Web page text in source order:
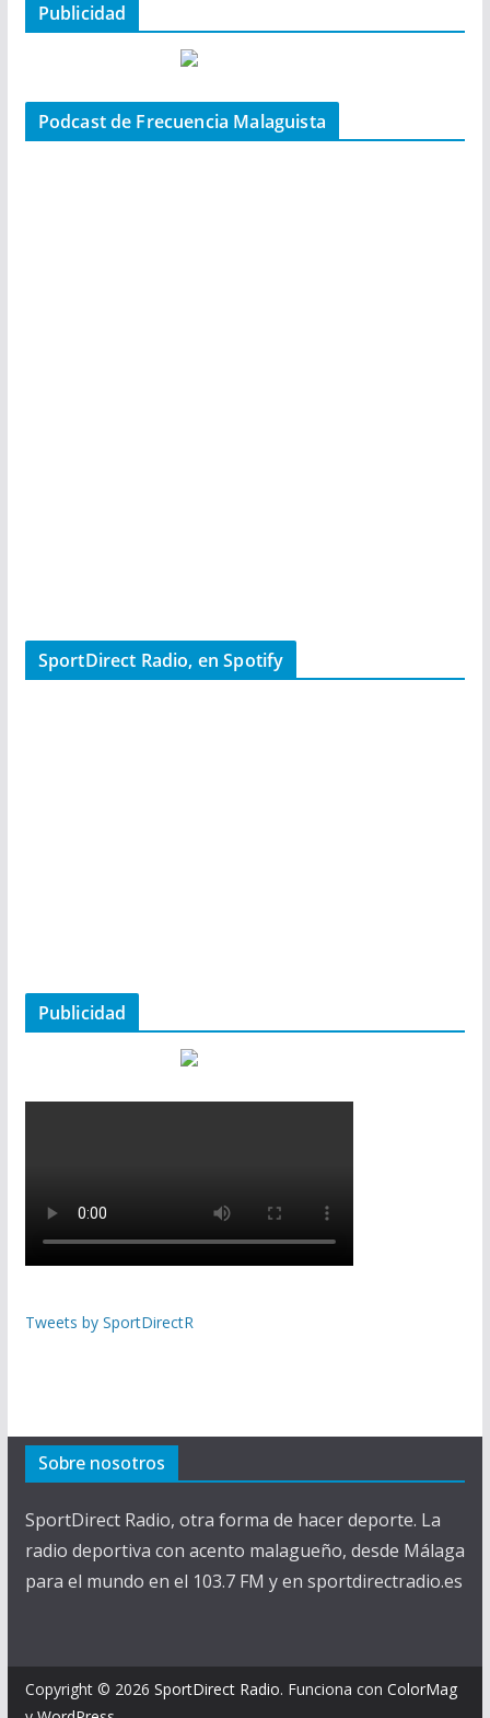
Publicidad
Podcast de Frecuencia Malaguista
SportDirect Radio, en Spotify
Publicidad
Tweets by SportDirectR
Sobre nosotros
SportDirect Radio, otra forma de hacer deporte. La
radio deportiva con acento malagueño, desde Málaga
para el mundo en el 103.7 FM y en sportdirectradio.es
Copyright © 2026 SportDirect Radio. Funciona con ColorMag